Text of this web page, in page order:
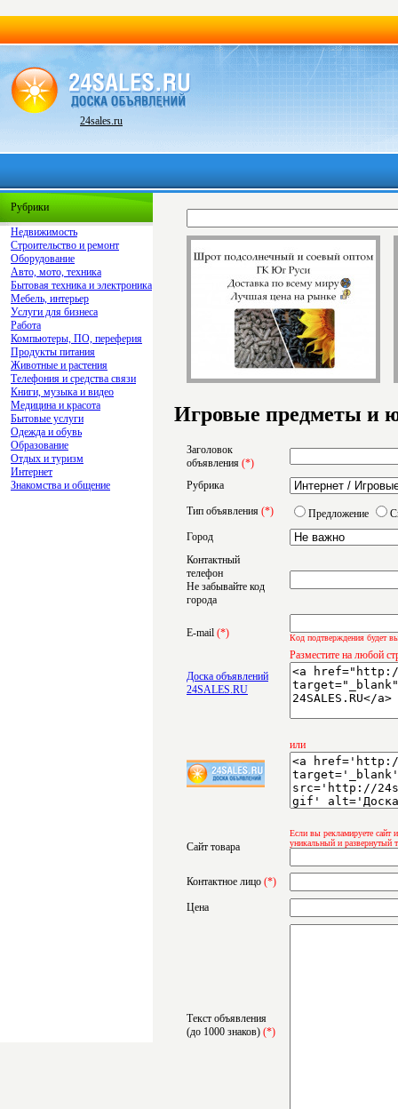
24sales.ru
Рубрики
Недвижимость
Строительство и ремонт
Оборудование
Авто, мото, техника
Бытовая техника и электроника
Мебель, интерьер
Услуги для бизнеса
Работа
Компьютеры, ПО, переферия
Продукты питания
Животные и растения
Телефония и средства связи
Книги, музыка и видео
Медицина и красота
Бытовые услуги
Одежда и обувь
Образование
Отдых и туризм
Интернет
Знакомства и общение
Игровые предметы и
Заголовок
объявления (*)
Рубрика
Тип объявления (*) Предложение
Город
Контактный
телефон
Не забывайте код
города
E-mail (*) Код подтверждения будет
Доска объявлений
24SALES.RU
Разместите на любой
или
Сайт товара
Если вы рекламируете сайт
уникальный и развернутый
Контактное лицо (*)
Цена
Текст объявления
(до 1000 знаков) (*)